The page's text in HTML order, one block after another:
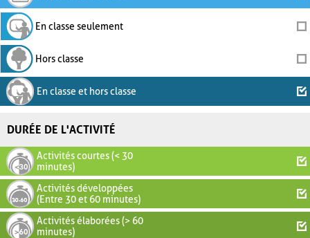
En classe seulement
Hors classe
En classe et hors classe
DURÉE DE L'ACTIVITÉ
Activités courtes (< 30
minutes)
Activités développées
(Entre 30 et 60 minutes)
Activités élaborées (> 60
minutes)